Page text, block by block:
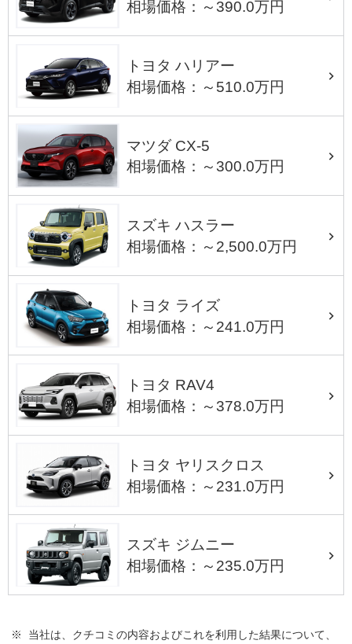
相場価格：～390.0万円
トヨタ ハリアー
相場価格：～510.0万円
マツダ CX-5
相場価格：～300.0万円
スズキ ハスラー
相場価格：～2,500.0万円
トヨタ ライズ
相場価格：～241.0万円
トヨタ RAV4
相場価格：～378.0万円
トヨタ ヤリスクロス
相場価格：～231.0万円
スズキ ジムニー
相場価格：～235.0万円
※ 当社は、クチコミの内容およびこれを利用した結果について、